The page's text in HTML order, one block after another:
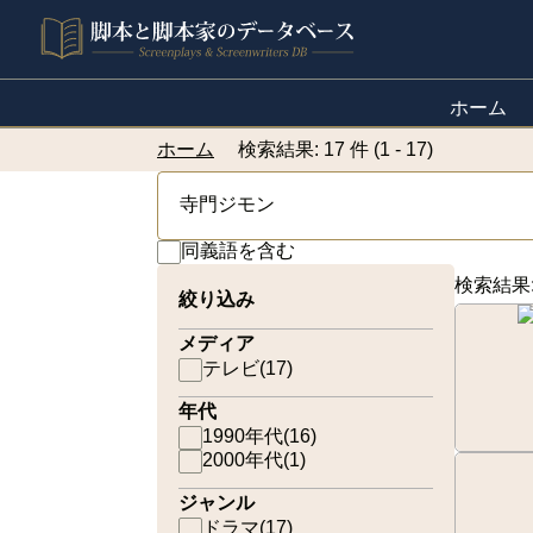
ホーム
ホーム 検索結果: 17 件 (1 - 17)
同義語を含む
絞り込み
メディア
テレビ(17)
年代
1990年代(16)
2000年代(1)
ジャンル
ドラマ(17)
検索結